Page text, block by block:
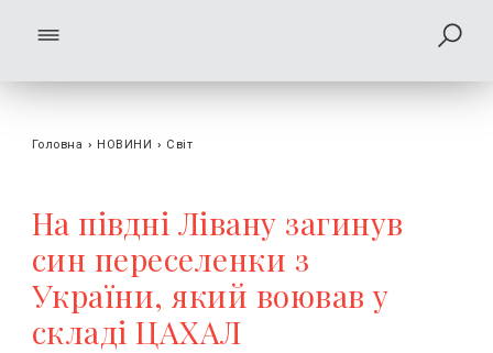
Головна › НОВИНИ › Світ
На півдні Лівану загинув
син переселенки з
України, який воював у
складі ЦАХАЛ